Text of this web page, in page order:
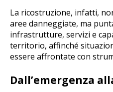
La ricostruzione, infatti,
aree danneggiate, ma
infrastrutture, servizi e
territorio, affinché
essere affrontate con
Dall’emergenza